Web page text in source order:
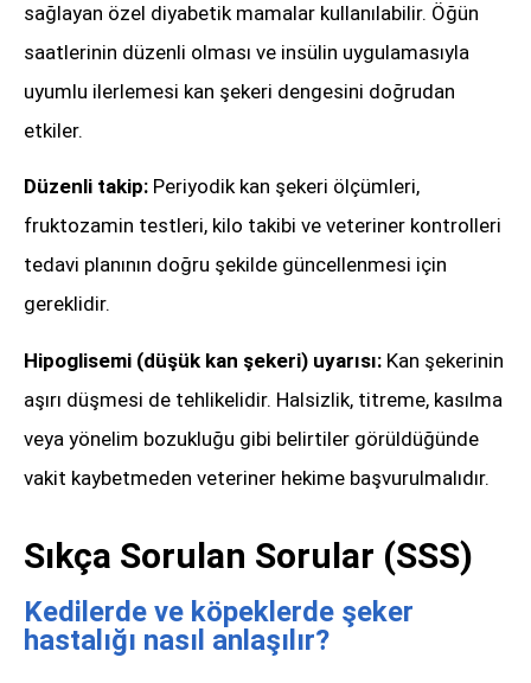
sağlayan özel diyabetik mamalar kullanılabilir. Öğün
saatlerinin düzenli olması ve insülin uygulamasıyla
uyumlu ilerlemesi kan şekeri dengesini doğrudan
etkiler.
Düzenli takip: Periyodik kan şekeri ölçümleri,
fruktozamin testleri, kilo takibi ve veteriner kontrolleri
tedavi planının doğru şekilde güncellenmesi için
gereklidir.
Hipoglisemi (düşük kan şekeri) uyarısı: Kan şekerinin
aşırı düşmesi de tehlikelidir. Halsizlik, titreme, kasılma
veya yönelim bozukluğu gibi belirtiler görüldüğünde
vakit kaybetmeden veteriner hekime başvurulmalıdır.
Sıkça Sorulan Sorular (SSS)
Kedilerde ve köpeklerde şeker
hastalığı nasıl anlaşılır?